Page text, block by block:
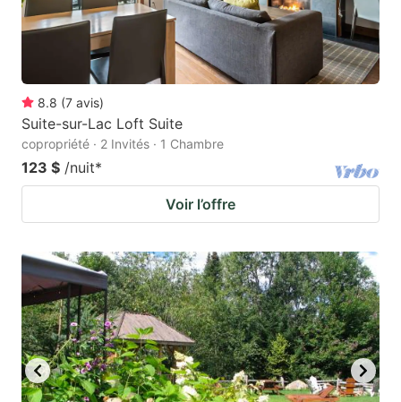
keyboard
shortcuts
for
changing
dates.
keyboard
shortcuts
8.8 (7 avis)
Suite-sur-Lac Loft Suite
copropriété · 2 Invités · 1 Chambre
123 $ /nuit*
Voir l’offre